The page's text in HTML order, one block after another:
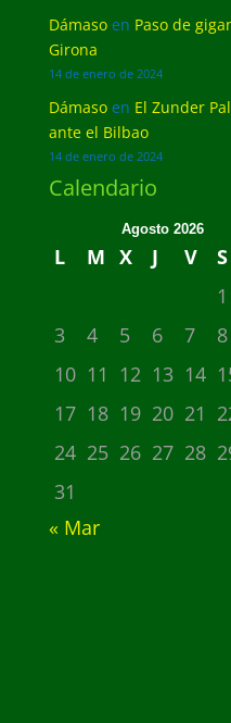
Dámasoen Paso de
Girona
14 de enero de 2024
Dámasoen El Zunder
ante el Bilbao
14 de enero de 2024
Calendario
Agosto 2026
L M X J V S
1
3
4 5 6 7 8
10 11 12 13 14
17 18 19 20 21
24 25 26 27 28
31
« Mar